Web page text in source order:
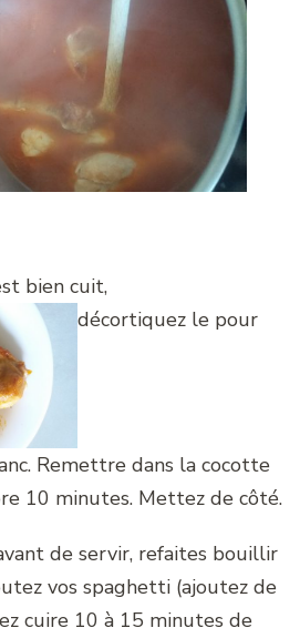
bien cuit,
décortiquez le pour
Remettre dans la cocotte
10 minutes. Mettez de côté.
de servir, refaites bouillir
vos spaghetti (ajoutez de
cuire 10 à 15 minutes de